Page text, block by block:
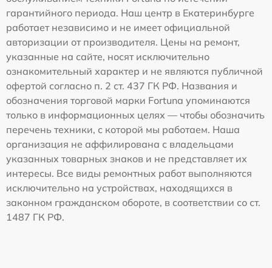
гарантийного периода. Наш центр в Екатеринбурге
работает независимо и не имеет официальной
авторизации от производителя. Цены на ремонт,
указанные на сайте, носят исключительно
ознакомительный характер и не являются публичной
офертой согласно п. 2 ст. 437 ГК РФ. Названия и
обозначения торговой марки Fortuna упоминаются
только в информационных целях — чтобы обозначить
перечень техники, с которой мы работаем. Наша
организация не аффилирована с владельцами
указанных товарных знаков и не представляет их
интересы. Все виды ремонтных работ выполняются
исключительно на устройствах, находящихся в
законном гражданском обороте, в соответствии со ст.
1487 ГК РФ.